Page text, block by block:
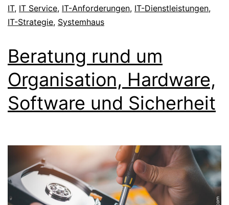
IT, IT Service, IT-Anforderungen, IT-Dienstleistungen,
IT-Strategie, Systemhaus
Beratung rund um
Organisation, Hardware,
Software und Sicherheit